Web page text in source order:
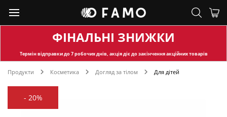
ФІНАЛЬНІ ЗНИЖКИ
Термін відправкидо 7 робочих днів, акція діє до закінчення акційних товарів
Продукти Косметика Догляд за тілом Для дітей
- 20%